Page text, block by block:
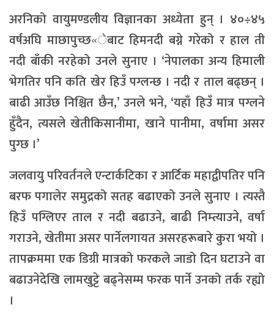
अरनिको वायुमण्डलीय विज्ञानका अध्येता हुन् । ४०÷४५
वर्षअघि माछापुच्छ«ेबाट हिमनदी बग्ने गरेको र हाल ती
नदी बाँकी नरहेको उनले सुनाए । ‘नेपालका अन्य हिमाली
भेगतिर पनि कति खेर हिउँ पग्लन्छ । नदी र ताल बढ्छन् ।
बाढी आउँछ निश्चित छैन,’ उनले भने, ‘यहाँ हिउँ मात्र पग्लने
हुँदैन, त्यसले खेतीकिसानीमा, खाने पानीमा, वर्षामा असर
पुग्छ ।’
जलवायु परिवर्तनले एन्टार्कटिका र आर्टिक महाद्वीपतिर पनि
बरफ पगालेर समुद्रको सतह बढाएको उनले सुनाए । त्यस्तै
हिउँ पग्लिएर ताल र नदी बढाउने, बाढी निम्त्याउने, वर्षा
गराउने, खेतीमा असर पार्नेलगायत असरहरूबारे कुरा भयो ।
तापक्रममा एक डिग्री मात्रको फरकले जाडो दिन घटाउने वा
बढाउनेदेखि लामखुट्टे बढ्नेसम्म फरक पार्ने उनको तर्क रह्यो
।